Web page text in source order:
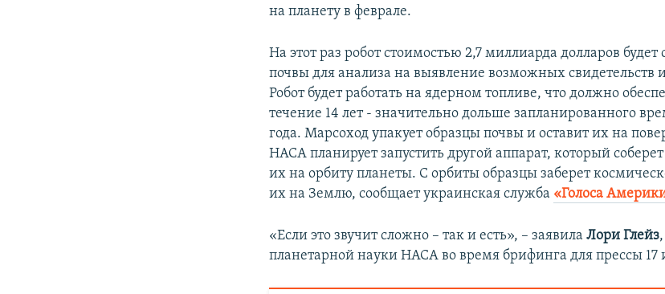
на планету в феврале.
На этот раз робот стоимостью 2,7 миллиарда долларов будет
почвы для анализа на выявление возможных свидетельств
Робот будет работать на ядерном топливе, что должно
течение 14 лет - значительно дольше запланированного
года. Марсоход упакует образцы почвы и оставит их на
НАСА планирует запустить другой аппарат, который
их на орбиту планеты. С орбиты образцы заберет
их на Землю, сообщает украинская служба «Голоса
«Если это звучит сложно – так и есть», – заявилаЛори Глейз
планетарной науки НАСА во время брифинга для прессы 17